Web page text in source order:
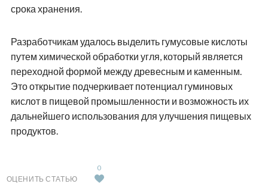
срока хранения.
Разработчикам удалось выделить гумусовые кислоты
путем химической обработки угля, который является
переходной формой между древесным и каменным.
Это открытие подчеркивает потенциал гуминовых
кислот в пищевой промышленности и возможность их
дальнейшего использования для улучшения пищевых
продуктов.
ОЦЕНИТЬ СТАТЬЮ
0